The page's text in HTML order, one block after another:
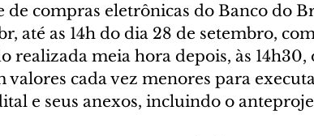
de compras eletrônicas do Banco do
até as 14h do dia 28 de setembro,
realizada meia hora depois, às 14h30,
cada vez menores para
e seus anexos, incluindo o